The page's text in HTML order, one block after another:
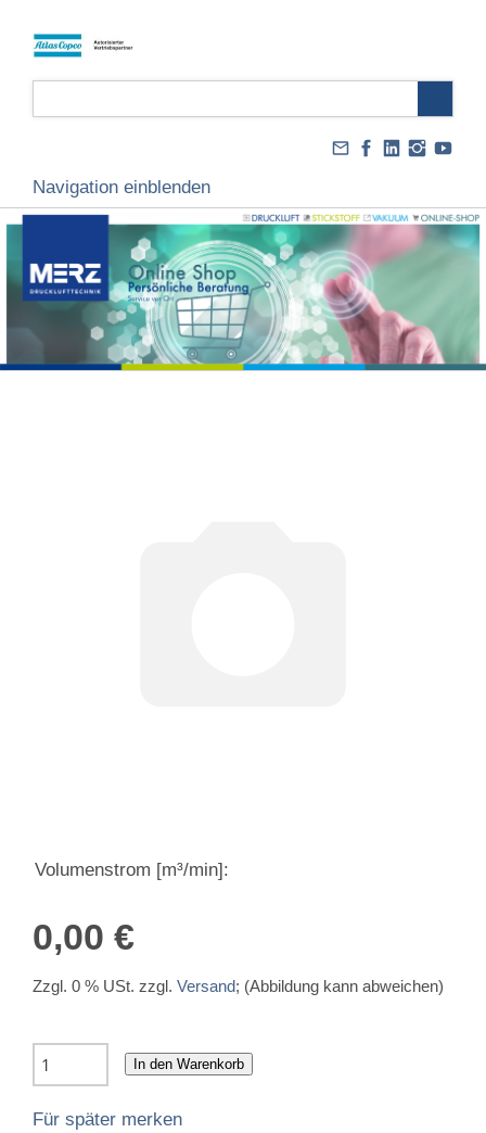
Navigation einblenden
Volumenstrom [m³/min]:
0,00 €
Zzgl. 0 % USt. zzgl. Versand; (Abbildung kann abweichen)
In den Warenkorb
Für später merken